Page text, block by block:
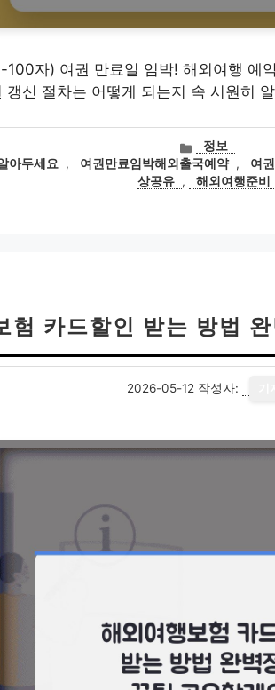
자) 여권 만료일 임박! 해외여행 예
갱신 절차는 어떻게 되는지 속 시원히
카
테
고
정보
아두세요 , 여권만료임박해외출국예약 , 여
상공유 , 해외여행준비
험 카드할인 받는 방법
2026-05-12 작성자: